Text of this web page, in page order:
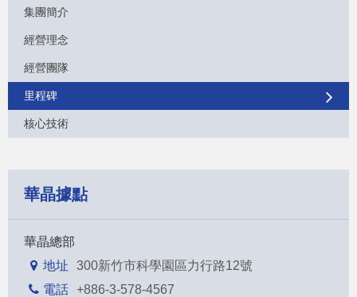
集團簡介
經營理念
經營團隊
里程碑
核心技術
華晶據點
華晶總部
地址
300新竹市科學園區力行路12號
電話 +886-3-578-4567